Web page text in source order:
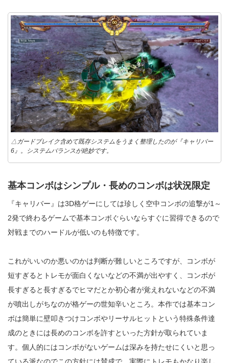
△ガードブレイク含めて既存システムをうまく整理したのが『キャリバー
6』。システムバランスが絶妙です。
基本コンボはシンプル・長めのコンボは状況限定
『キャリバー』は3D格ゲーにしては珍しく空中コンボの追撃が1～
2発で終わるゲームで基本コンボぐらいならすぐに習得できるので
対戦までのハードルが低いのも特徴です。
これがいいのか悪いのかは判断が難しいところですが、コンボが
短すぎるとトレモが面白くないなどの不満が出やすく、コンボが
長すぎると長すぎるでヒマだとか初心者が覚えれないなどの不満
が噴出しがちなのが格ゲーの世知辛いところ。本作では基本コン
ボは簡単に壁叩きつけコンボやリーサルヒットという特殊条件達
成のときには長めのコンボを許すといった方針が取られていま
す。個人的にはコンボがないゲームは深みを持たせにくいと思っ